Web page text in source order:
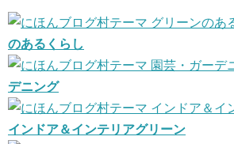
のあるくらし
デニング
インドア＆インテリアグリーン